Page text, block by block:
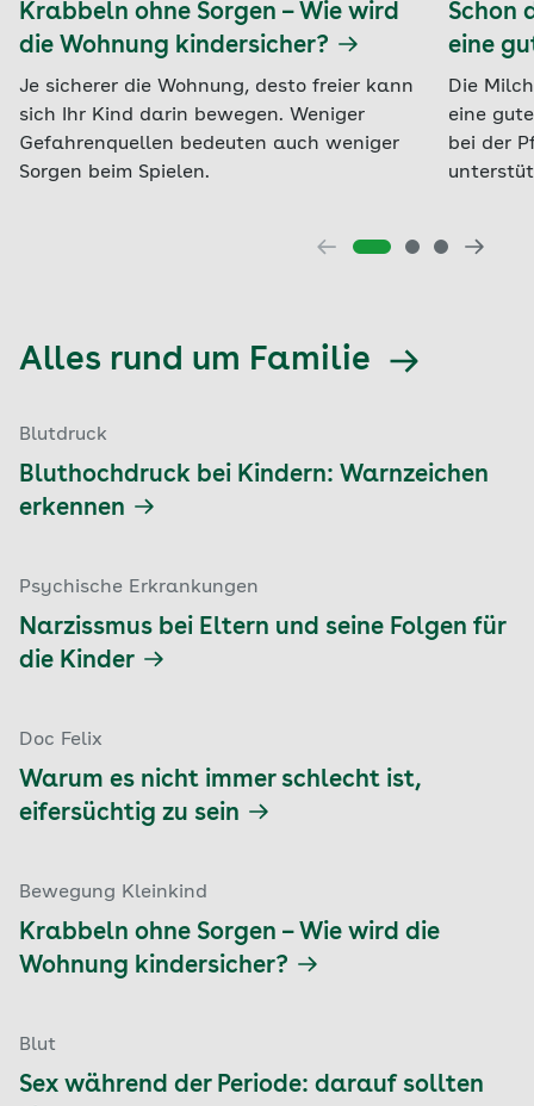
Krabbeln ohne Sorgen – Wie wird
die Wohnung kindersicher?
Je sicherer die Wohnung, desto freier kann
sich Ihr Kind darin bewegen. Weniger
Gefahrenquellen bedeuten auch weniger
Sorgen beim Spielen.
Schon
eine
Die
eine
bei der
Alles rund um Familie
Blutdruck
Bluthochdruck bei Kindern: Warnzeichen
erkennen
Psychische Erkrankungen
Narzissmus bei Eltern und seine Folgen für
die Kinder
Doc Felix
Warum es nicht immer schlecht ist,
eifersüchtig zu sein
Bewegung Kleinkind
Krabbeln ohne Sorgen – Wie wird die
Wohnung kindersicher?
Blut
Sex während der Periode: darauf sollten